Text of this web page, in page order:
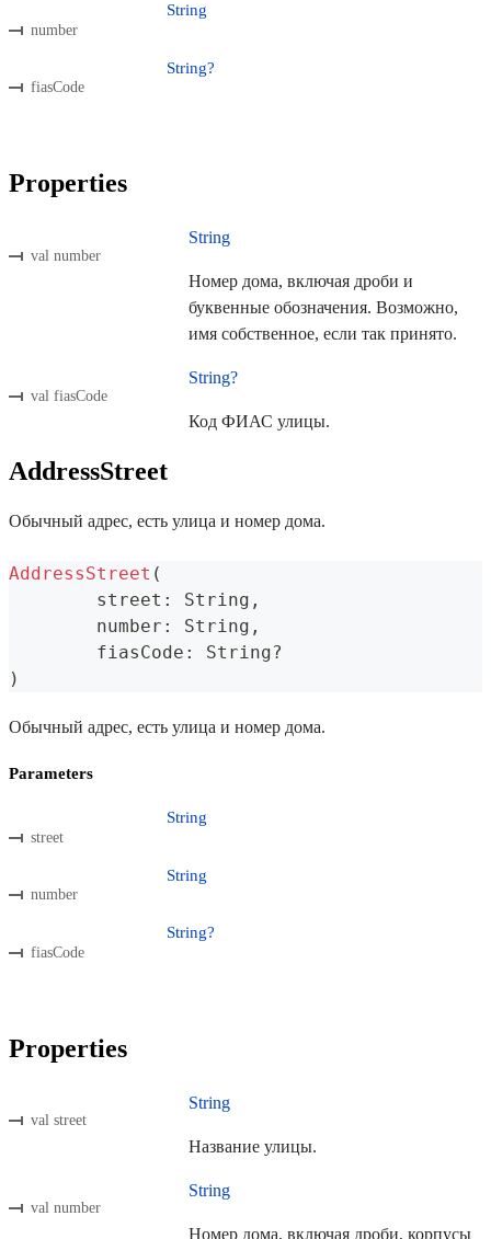
number
String
fiasCode
String?
Properties
val number
String
Номер дома, включая дроби и
буквенные обозначения. Возможно,
имя собственное, если так принято.
val fiasCode
String?
Код ФИАС улицы.
AddressStreet
Обычный адрес, есть улица и номер дома.
AddressStreet (
	street
: String ,
	number
: String ,
	fiasCode
: String?
)
Обычный адрес, есть улица и номер дома.
Parameters
street
String
number
String
fiasCode
String?
Properties
val street
String
Название улицы.
val number
String
Номер дома, включая дроби, корпусы